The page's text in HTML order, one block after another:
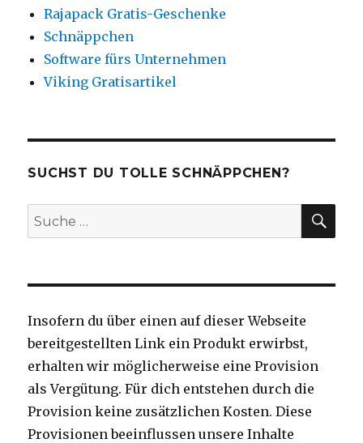
Rajapack Gratis-Geschenke
Schnäppchen
Software fürs Unternehmen
Viking Gratisartikel
SUCHST DU TOLLE SCHNÄPPCHEN?
Suche
nach:
Insofern du über einen auf dieser Webseite
bereitgestellten Link ein Produkt erwirbst,
erhalten wir möglicherweise eine Provision
als Vergütung. Für dich entstehen durch die
Provision keine zusätzlichen Kosten. Diese
Provisionen beeinflussen unsere Inhalte